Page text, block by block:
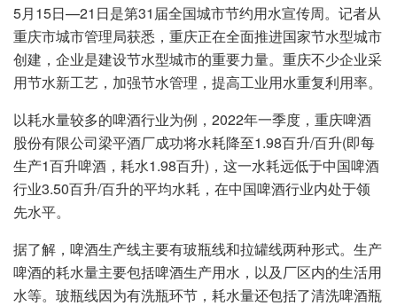
5月15日—21日是第31届全国城市节约用水宣传周。记者从
重庆市城市管理局获悉，重庆正在全面推进国家节水型城市
创建，企业是建设节水型城市的重要力量。重庆不少企业采
用节水新工艺，加强节水管理，提高工业用水重复利用率。
以耗水量较多的啤酒行业为例，2022年一季度，重庆啤酒
股份有限公司梁平酒厂成功将水耗降至1.98百升/百升(即每
生产1百升啤酒，耗水1.98百升)，这一水耗远低于中国啤酒
行业3.50百升/百升的平均水耗，在中国啤酒行业内处于领
先水平。
据了解，啤酒生产线主要有玻瓶线和拉罐线两种形式。生产
啤酒的耗水量主要包括啤酒生产用水，以及厂区内的生活用
水等。玻瓶线因为有洗瓶环节，耗水量还包括了清洗啤酒瓶